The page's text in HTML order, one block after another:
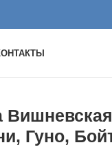
Гуно,